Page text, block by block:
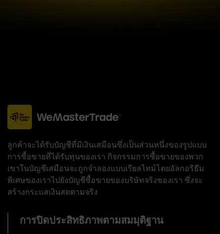
ลูกค้าจะได้รับบัญชีที่มีเงินเสมือนซึ่งเป็นส่วนหนึ่งของรูปแบบ
การซื้อขายที่ได้รับทุนของเรา กิจกรรมการซื้อขายของพวก
เขาในบัญชีเสมือนจะถูกจำลองแบบเรียลไทม์โดยอัลกอริธึม
พิเศษของเราไปยังบัญชีซื้อขายของบริษัทจริงของเรา ซึ่งจะ
สร้างกระแสเงินสดตามจริง
การปิดประสิทธิภาพตามสมมุติฐาน